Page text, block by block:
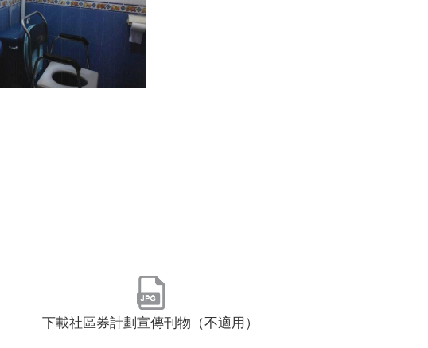
下載社區券計劃宣傳刊物（不適用）